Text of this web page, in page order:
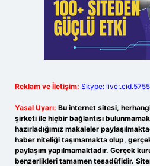
Reklam ve İletişim: Skype:
Yasal Uyarı: Bu internet sitesi,
şirketi ile hiçbir bağlantısı
hazırladığımız makaleler
haber niteliği taşımamakta olup,
paylaşım yapılmamaktadır. Gerçek
benzerlikleri tamamen tesadüfidir.